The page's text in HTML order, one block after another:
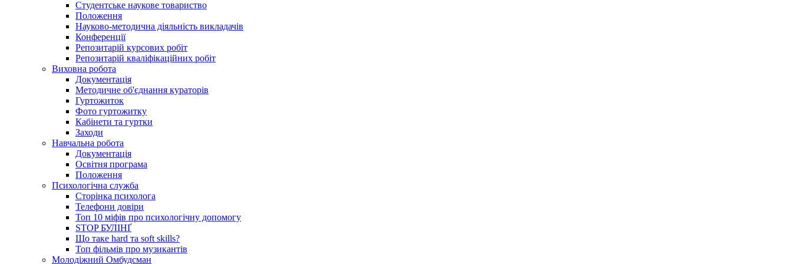
Студентське наукове товариство
Положення
Науково-методична діяльність викладачів
Конференції
Репозитарій курсових робіт
Репозитарій кваліфікаційних робіт
Виховна робота
Документація
Методичне об'єднання кураторів
Гуртожиток
Фото гуртожитку
Кабінети та гуртки
Заходи
Навчальна робота
Документація
Освітня програма
Положення
Психологічна служба
Сторінка психолога
Телефони довіри
Топ 10 міфів про психологічну допомогу
STOP БУЛІНҐ
Що таке hard та soft skills?
Топ фільмів про музикантів
Молодіжний Омбудсман